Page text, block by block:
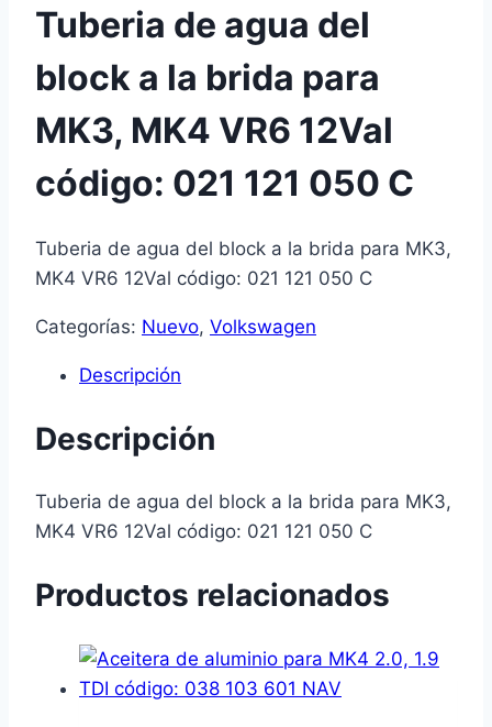
Tuberia de agua del
block a la brida para
MK3, MK4 VR6 12Val
código: 021 121 050 C
Tuberia de agua del block a la brida para MK3,
MK4 VR6 12Val código: 021 121 050 C
Categorías: Nuevo, Volkswagen
Descripción
Descripción
Tuberia de agua del block a la brida para MK3,
MK4 VR6 12Val código: 021 121 050 C
Productos relacionados